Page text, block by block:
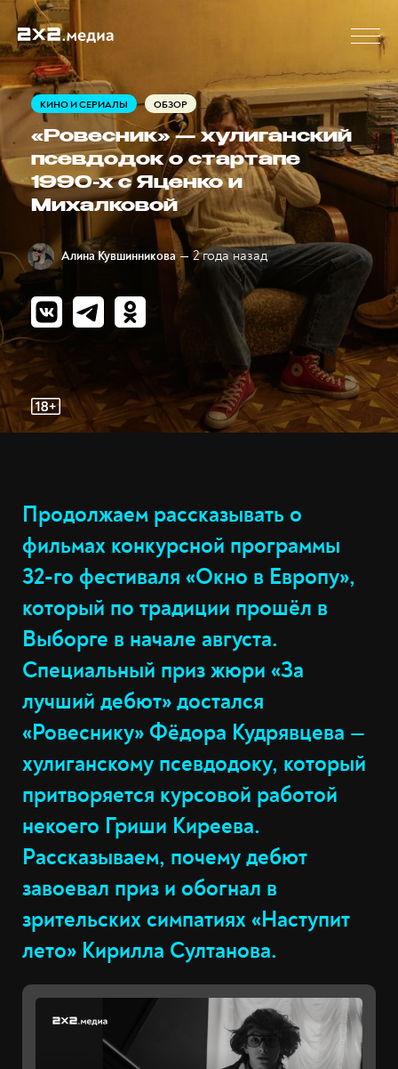
КИНО И СЕРИАЛЫ ОБЗОР
«Ровесник» — хулиганский
псевдодок о стартапе
1990-х с Яценко и
Михалковой
Алина Кувшинникова — 2 года назад
Продолжаем рассказывать о
фильмах конкурсной программы
32-го фестиваля «Окно в Европу»,
который по традиции прошёл в
Выборге в начале августа.
Специальный приз жюри «За
лучший дебют» достался
«Ровеснику» Фёдора Кудрявцева —
хулиганскому псевдодоку, который
притворяется курсовой работой
некоего Гриши Киреева.
Рассказываем, почему дебют
завоевал приз и обогнал в
зрительских симпатиях «Наступит
лето» Кирилла Султанова.